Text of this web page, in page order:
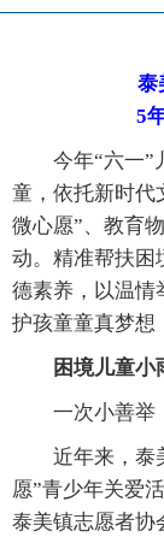
泰
5
今年“六一”儿
童，依托新时代
微心愿”、教育
动。精准帮扶困
德素养，以温情
护孩童童真梦想
困境儿童小
一次小善举，
近年来，泰美
愿”青少年关爱
泰美镇志愿者协